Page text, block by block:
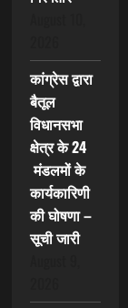
कांग्रेस द्वारा
बैतूल
विधानसभा
क्षेत्र के 24
मंडलमों के
कार्यकारिणी
की घोषणा –
सूची जारी